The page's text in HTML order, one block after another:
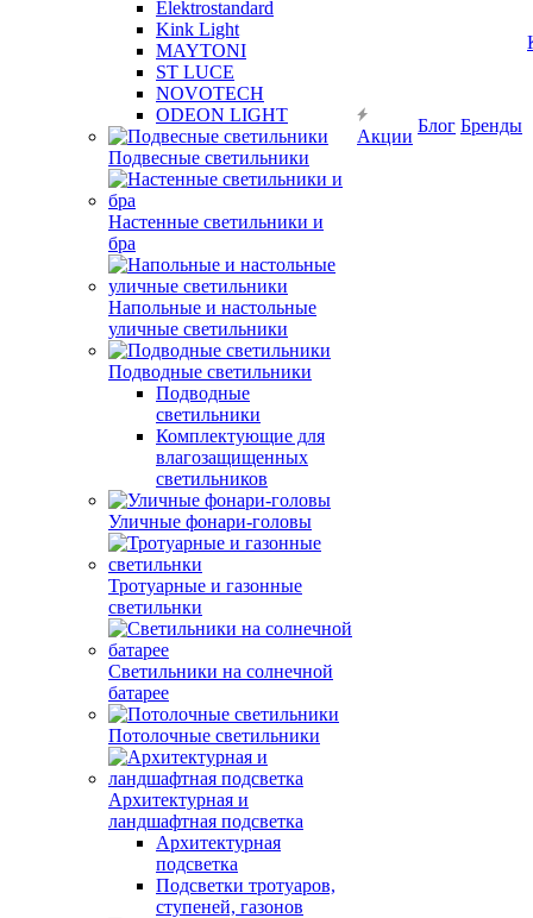
Elektrostandard
Kink Light
MAYTONI
ST LUCE
NOVOTECH
ODEON LIGHT
Подвесные светильники
Настенные светильники и
бра
Напольные и настольные
уличные светильники
Подводные светильники
Подводные
светильники
Комплектующие для
влагозащищенных
светильников
Уличные фонари-головы
Тротуарные и газонные
светильнки
Светильники на солнечной
батарее
Потолочные светильники
Архитектурная и
ландшафтная подсветка
Архитектурная
подсветка
Подсветки тротуаров,
ступеней, газонов
Акции
Блог Бренды